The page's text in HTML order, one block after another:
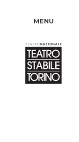
MENU